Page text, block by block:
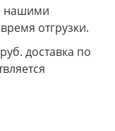
нашими
отгрузки.
доставка по